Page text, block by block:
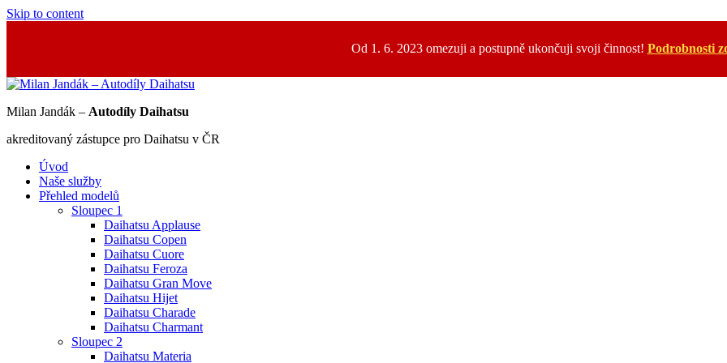
Skip to content
Od 1. 6. 2023 omezuji a postupně ukončuji svoji činnost! Podrobnosti
Milan Jandák – Autodíly Daihatsu
akreditovaný zástupce pro Daihatsu v ČR
Úvod
Naše služby
Přehled modelů
Sloupec 1
Daihatsu Applause
Daihatsu Copen
Daihatsu Cuore
Daihatsu Feroza
Daihatsu Gran Move
Daihatsu Hijet
Daihatsu Charade
Daihatsu Charmant
Sloupec 2
Daihatsu Materia